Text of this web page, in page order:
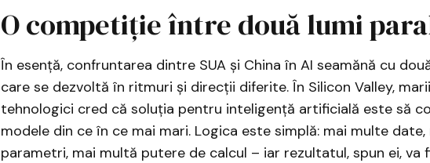
O competiție între două lumi
În esență, confruntarea dintre SUA și China în AI seamănă cu
care se dezvoltă în ritmuri și direcții diferite. În Silicon Valley,
tehnologici cred că soluția pentru inteligență artificială este să
modele din ce în ce mai mari. Logica este simplă: mai multe date,
parametri, mai multă putere de calcul – iar rezultatul, spun ei, va